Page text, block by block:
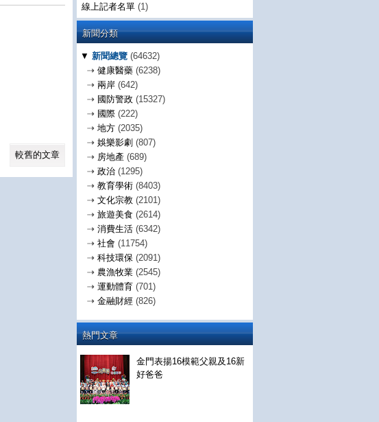
線上記者名單 (1)
新聞分類
▼ 新聞總覽 (64632)
⇢ 健康醫藥 (6238)
⇢ 兩岸 (642)
⇢ 國防警政 (15327)
⇢ 國際 (222)
⇢ 地方 (2035)
⇢ 娛樂影劇 (807)
⇢ 房地產 (689)
⇢ 政治 (1295)
⇢ 教育學術 (8403)
⇢ 文化宗教 (2101)
⇢ 旅遊美食 (2614)
⇢ 消費生活 (6342)
⇢ 社會 (11754)
⇢ 科技環保 (2091)
⇢ 農漁牧業 (2545)
⇢ 運動體育 (701)
⇢ 金融財經 (826)
熱門文章
金門表揚16模範父親及16新
好爸爸
較舊的文章